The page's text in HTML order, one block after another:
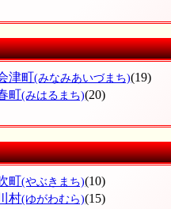
津町(みなみあいづまち)(19)
町(みはるまち)(20)
町(やぶきまち)(10)
村(ゆがわむら)(15)